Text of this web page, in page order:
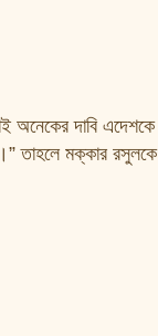
অনেকের দাবি
তাহলে মক্কার